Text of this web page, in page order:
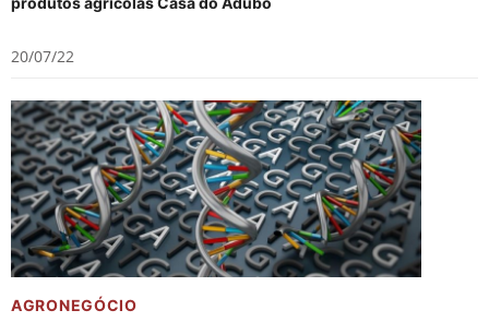
20/07/22
AGRONEGÓCIO